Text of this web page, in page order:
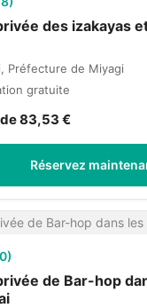
des izakayas
Préfecture de Miyagi
gratuite
83,53 €
Réservez
de Bar-hop